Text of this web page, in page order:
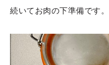
続いてお肉の下準備です。